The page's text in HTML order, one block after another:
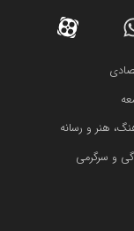
هنر و رسانه
و سرگرمی